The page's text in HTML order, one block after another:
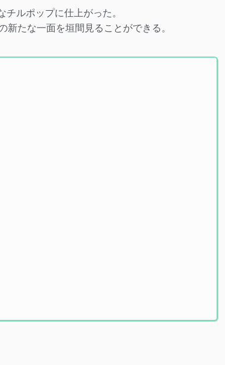
ルポップに仕上がった。
たな一面を垣間見ることができる。